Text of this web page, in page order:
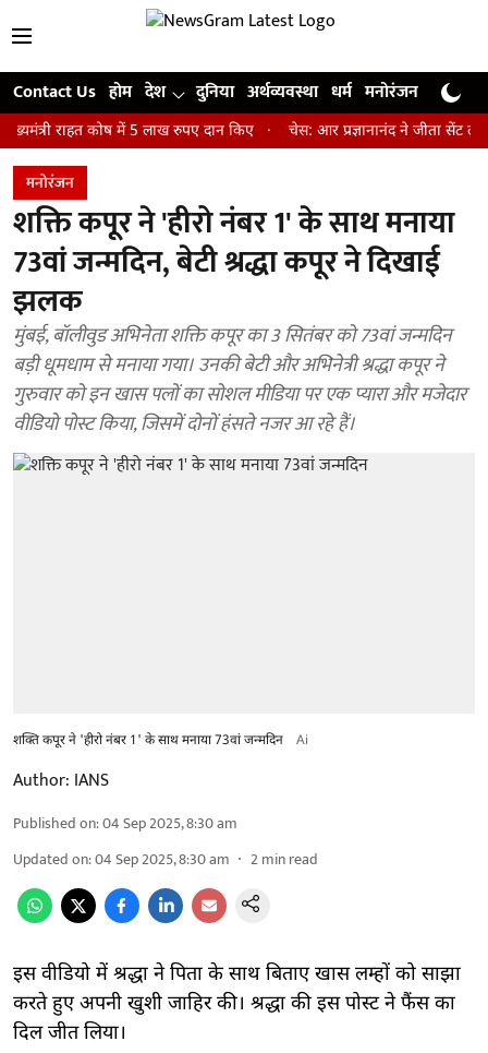
Contact Us होम देश दुनिया अर्थव्यवस्था धर्म मनोरंजन खेल
कोष में 5 लाख रुपए दान किए चेस: आर प्रज्ञानानंद ने जीता सेंट लुइस
मनोरंजन
शक्ति कपूर ने 'हीरो नंबर 1' के साथ मनाया
73वां जन्मदिन, बेटी श्रद्धा कपूर ने दिखाई
झलक
मुंबई, बॉलीवुड अभिनेता शक्ति कपूर का 3 सितंबर को 73वां जन्मदिन
बड़ी धूमधाम से मनाया गया। उनकी बेटी और अभिनेत्री श्रद्धा कपूर ने
गुरुवार को इन खास पलों का सोशल मीडिया पर एक प्यारा और मजेदार
वीडियो पोस्ट किया, जिसमें दोनों हंसते नजर आ रहे हैं।
शक्ति कपूर ने 'हीरो नंबर 1' के साथ मनाया 73वां जन्मदिन Ai
Author: IANS
Published on:04 Sep 2025, 8:30 am
Updated on:04 Sep 2025, 8:30 am 2min read
इस वीडियो में श्रद्धा ने पिता के साथ बिताए खास लम्हों को साझा
करते हुए अपनी खुशी जाहिर की। श्रद्धा की इस पोस्ट ने फैंस का
दिल जीत लिया।